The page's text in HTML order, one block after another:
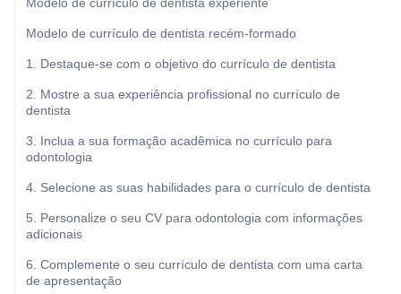
Modelo de currículo de dentista experiente
Modelo de currículo de dentista recém-formado
1. Destaque-se com o objetivo do currículo de dentista
2. Mostre a sua experiência profissional no currículo de
dentista
3. Inclua a sua formação acadêmica no currículo para
odontologia
4. Selecione as suas habilidades para o currículo de dentista
5. Personalize o seu CV para odontologia com informações
adicionais
6. Complemente o seu currículo de dentista com uma carta
de apresentação